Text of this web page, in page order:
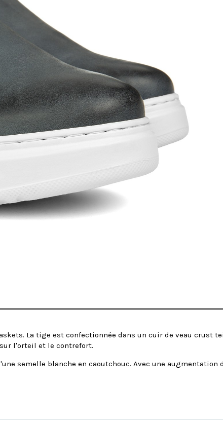
La tige est confectionnée dans un cuir de veau crust
l'orteil et le contrefort.
semelle blanche en caoutchouc. Avec une